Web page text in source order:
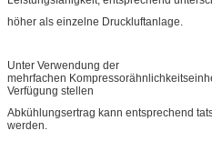
höher als einzelne Druckluftanlage.
Unter Verwendung der
mehrfachen
Verfügung stellen
Abkühlungsertrag kann entsprechend
werden.